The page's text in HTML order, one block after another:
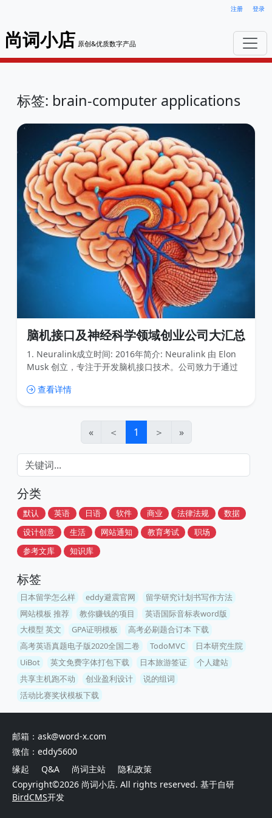
注册 登录
尚词小店 原创&优质数字产品
标签: brain-computer applications
脑机接口及神经科学领域创业公司大汇总
1. Neuralink成立时间: 2016年简介: Neuralink 由 Elon
Musk 创立，专注于开发脑机接口技术。公司致力于通过
疗神经系统疾病，并最终实现人类与人工智能的融合。最
查看详情
« ＜ 1 ＞ »
分类
默认 英语 日语 软件 商业 法律法规
数据
设计创意
生活 网站通知 教育考试
职场
参考文库
知识库
标签
日本留学怎么样 eddy避震官网
留学研究计划书写作方法
网站模板 推荐
教你赚钱的项目
英语国际音标表word版
大模型 英文
GPA证明模板
高考必刷题合订本 下载
高考英语真题电子版2020全国二卷
TodoMVC
日本研究生院
UiBot
英文免费字体打包下载 日本旅游签证
个人建站
共享主机跑不动
创业盈利设计
说的组词
活动比赛奖状模板下载
邮箱：ask@word-x.com
微信：eddy5600
缘起
Q&A 尚词主站
隐私政策
Copyright©2026 尚词小店. All rights reserved. 基于自研
BirdCMS开发